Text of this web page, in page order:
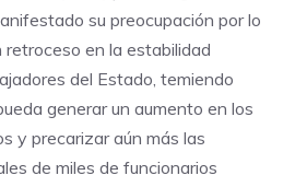
su preocupación por lo
retroceso en la estabilidad
del Estado, temiendo
generar un aumento en los
y precarizar aún más las
de miles de funcionarios